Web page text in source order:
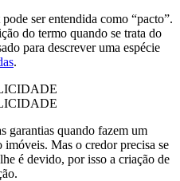
ser entendida como “pacto”.
do termo quando se trata do
para descrever uma espécie
.
garantias quando fazem um
imóveis. Mas o credor precisa se
é devido, por isso a criação de